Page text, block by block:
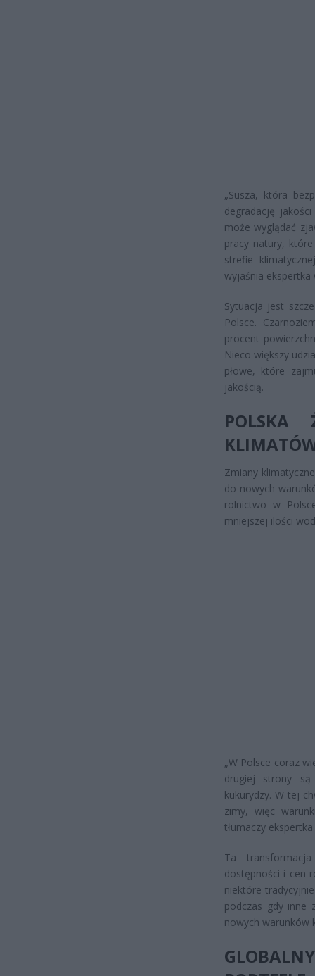
„Susza, która
degradację
może wyglądać
pracy natury,
strefie
wyjaśnia
Sytuacja jest
Polsce.
procent
Nieco większy
płowe, które
jakością.
POLSKA
Zmiany
do nowych
rolnictwo w
mniejszej ilości
„W Polsce coraz
drugiej strony są
kukurydzy. W tej
zimy, więc
tłumaczy
Ta
dostępności i cen
niektóre
podczas gdy inne
nowych warunków